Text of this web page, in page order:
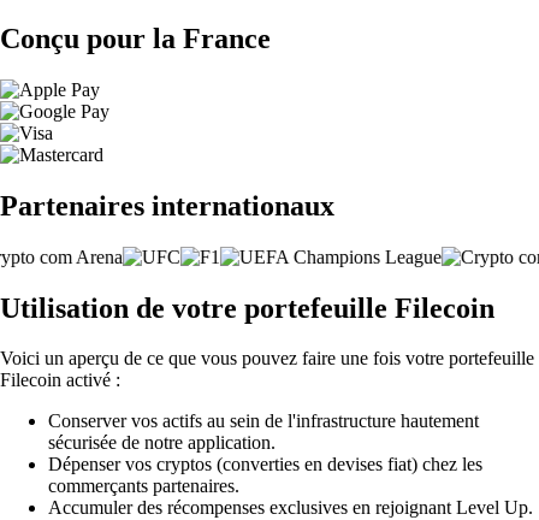
Conçu pour la France
Partenaires internationaux
Utilisation de votre portefeuille Filecoin
Voici un aperçu de ce que vous pouvez faire une fois votre portefeuille
Filecoin activé :
Conserver vos actifs au sein de l'infrastructure hautement
sécurisée de notre application.
Dépenser vos cryptos (converties en devises fiat) chez les
commerçants partenaires.
Accumuler des récompenses exclusives en rejoignant Level Up.